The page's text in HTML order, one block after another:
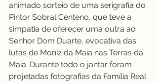
animado sorteio de uma serigrafia do
Pintor Sobral Centeno, que teve a
simpatia de oferecer uma outra ao
Senhor Dom Duarte, evocativa das
lutas de Moniz da Maia nas Terras da
Maia. Durante todo o jantar foram
projetadas fotografias da Família Real